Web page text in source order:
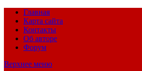
Главная
Карта сайта
Контакты
Об авторе
Форум
Верхнее меню